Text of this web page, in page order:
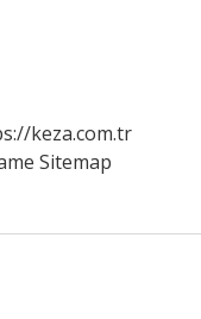
keza.com.tr
Sitemap